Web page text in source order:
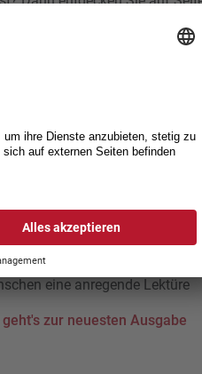
im Rollstuhl möglich ist,
Würdigung finden Sie
Vater Heinz – eine bewegende
mit Jared Arambula (Seite 36)
Handbikes (Seite 38) bieten
auf Seite 45 über den
InSuperAbili.
eine anregende Lektüre
geht's zur neuesten Ausgabe